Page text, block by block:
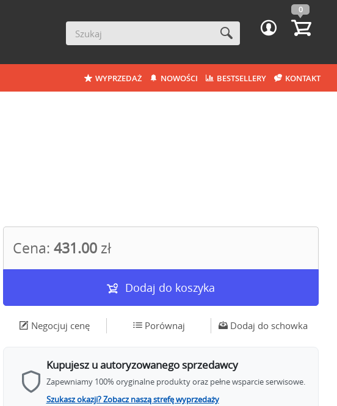
0
WYPRZEDAŻ NOWOŚCI BESTSELLERY KONTAKT
Cena: 431.00 zł
Dodaj do koszyka
Negocjuj cenę Porównaj Dodaj do schowka
Kupujesz u autoryzowanego sprzedawcy
Zapewniamy 100% oryginalne produkty oraz pełne wsparcie serwisowe.
Szukasz okazji? Zobacz naszą strefę wyprzedaży